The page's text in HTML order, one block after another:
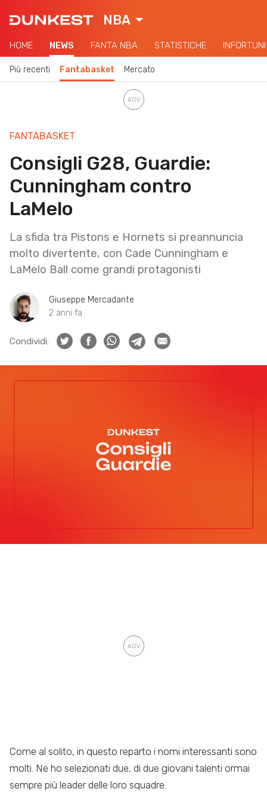
NBA
HOME NEWS FANTA NBA STATISTICHE INFORTUNI
Più recenti Fantabasket Mercato
FANTABASKET
Consigli G28, Guardie:
Cunningham contro
LaMelo
La sfida tra Pistons e Hornets si preannuncia
molto divertente, con Cade Cunningham e
LaMelo Ball come grandi protagonisti
Giuseppe Mercadante
2 anni fa
Condividi:
Come al solito, in questo reparto i nomi interessanti sono
molti. Ne ho selezionati due, di due giovani talenti ormai
sempre più leader delle loro squadre.